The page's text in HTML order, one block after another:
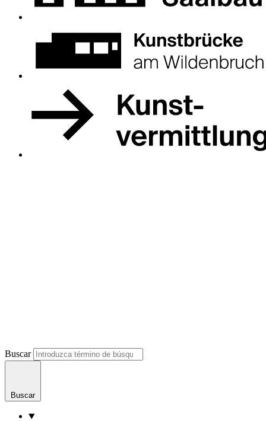
Buscar
Buscar